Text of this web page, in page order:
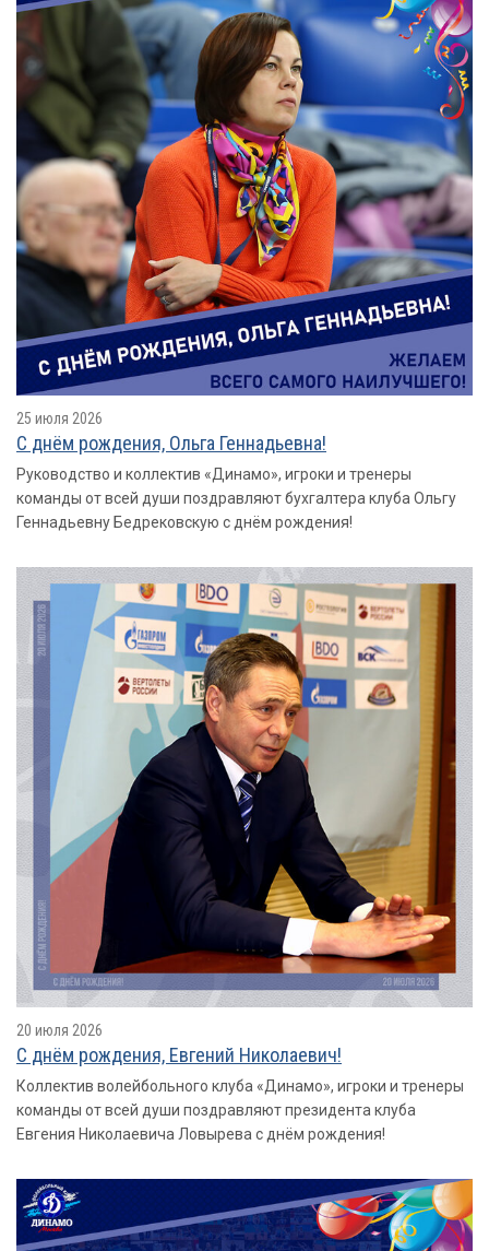
25 июля 2026
С днём рождения, Ольга Геннадьевна!
Руководство и коллектив «Динамо», игроки и тренеры
команды от всей души поздравляют бухгалтера клуба Ольгу
Геннадьевну Бедрековскую с днём рождения!
20 июля 2026
С днём рождения, Евгений Николаевич!
Коллектив волейбольного клуба «Динамо», игроки и тренеры
команды от всей души поздравляют президента клуба
Евгения Николаевича Ловырева с днём рождения!